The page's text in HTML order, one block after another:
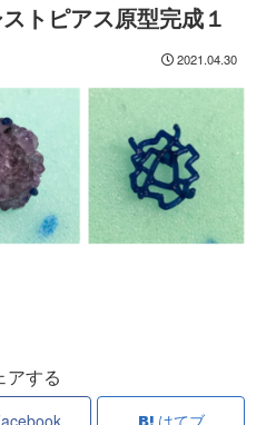
トピアス原型完成１
2021.04.30
アする